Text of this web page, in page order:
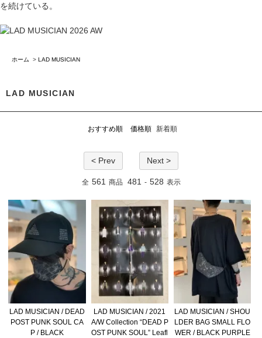
を続けている。
ホーム > LAD MUSICIAN
LAD MUSICIAN
おすすめ順 価格順 新着順
< Prev Next >
全 561 商品 481 - 528 表示
LAD MUSICIAN / DEAD
POST PUNK SOUL CA
P / BLACK
LAD MUSICIAN / 2021
A/W Collection “DEAD P
OST PUNK SOUL” Leafl
LAD MUSICIAN / SHOU
LDER BAG SMALL FLO
WER / BLACK PURPLE